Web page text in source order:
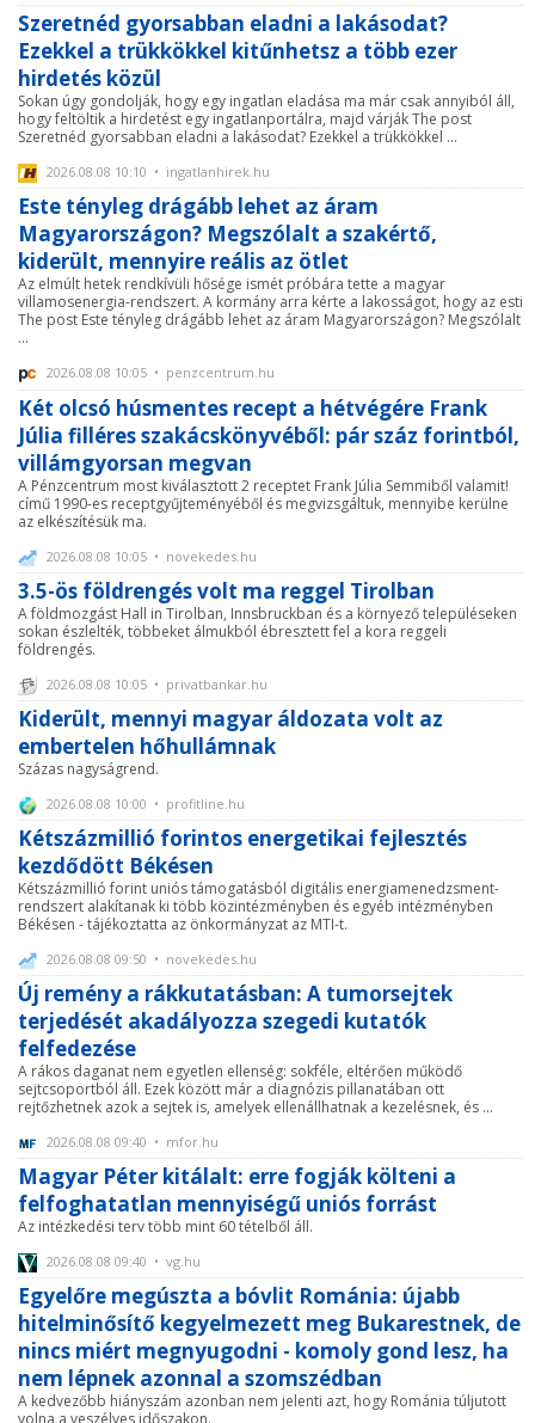
Szeretnéd gyorsabban eladni a lakásodat?
Ezekkel a trükkökkel kitűnhetsz a több ezer
hirdetés közül
Sokan úgy gondolják, hogy egy ingatlan eladása ma már csak annyiból áll,
hogy feltöltik a hirdetést egy ingatlanportálra, majd várják The post
Szeretnéd gyorsabban eladni a lakásodat? Ezekkel a trükkökkel ...
2026.08.08 10:10 • ingatlanhirek.hu
Este tényleg drágább lehet az áram
Magyarországon? Megszólalt a szakértő,
kiderült, mennyire reális az ötlet
Az elmúlt hetek rendkívüli hősége ismét próbára tette a magyar
villamosenergia-rendszert. A kormány arra kérte a lakosságot, hogy az esti
The post Este tényleg drágább lehet az áram Magyarországon? Megszólalt
...
2026.08.08 10:05 • penzcentrum.hu
Két olcsó húsmentes recept a hétvégére Frank
Júlia filléres szakácskönyvéből: pár száz forintból,
villámgyorsan megvan
A Pénzcentrum most kiválasztott 2 receptet Frank Júlia Semmiből valamit!
című 1990-es receptgyűjteményéből és megvizsgáltuk, mennyibe kerülne
az elkészítésük ma.
2026.08.08 10:05 • novekedes.hu
3.5-ös földrengés volt ma reggel Tirolban
A földmozgást Hall in Tirolban, Innsbruckban és a környező településeken
sokan észlelték, többeket álmukból ébresztett fel a kora reggeli
földrengés.
2026.08.08 10:05 • privatbankar.hu
Kiderült, mennyi magyar áldozata volt az
embertelen hőhullámnak
Százas nagyságrend.
2026.08.08 10:00 • profitline.hu
Kétszázmillió forintos energetikai fejlesztés
kezdődött Békésen
Kétszázmillió forint uniós támogatásból digitális energiamenedzsment-
rendszert alakítanak ki több közintézményben és egyéb intézményben
Békésen - tájékoztatta az önkormányzat az MTI-t.
2026.08.08 09:50 • novekedes.hu
Új remény a rákkutatásban: A tumorsejtek
terjedését akadályozza szegedi kutatók
felfedezése
A rákos daganat nem egyetlen ellenség: sokféle, eltérően működő
sejtcsoportból áll. Ezek között már a diagnózis pillanatában ott
rejtőzhetnek azok a sejtek is, amelyek ellenállhatnak a kezelésnek, és ...
2026.08.08 09:40 • mfor.hu
Magyar Péter kitálalt: erre fogják költeni a
felfoghatatlan mennyiségű uniós forrást
Az intézkedési terv több mint 60 tételből áll.
2026.08.08 09:40 • vg.hu
Egyelőre megúszta a bóvlit Románia: újabb
hitelminősítő kegyelmezett meg Bukarestnek, de
nincs miért megnyugodni - komoly gond lesz, ha
nem lépnek azonnal a szomszédban
A kedvezőbb hiányszám azonban nem jelenti azt, hogy Románia túljutott
volna a veszélyes időszakon.